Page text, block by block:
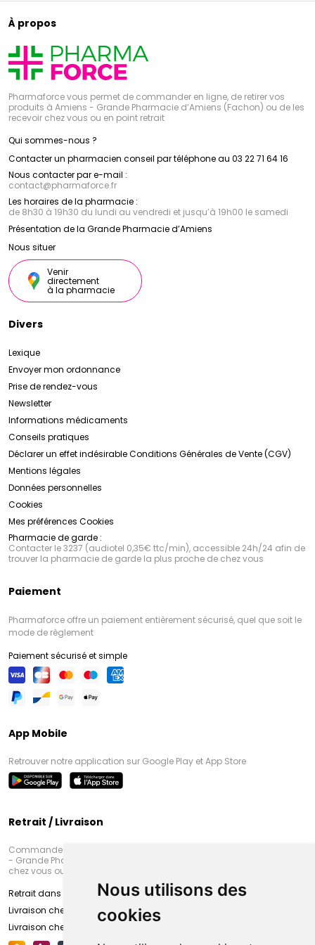
Nous utilisons des
cookies
À propos
Pharmaforce vous permet de commander en ligne, de retirer vos
produits à Amiens - Grande Pharmacie d’Amiens (Fachon) ou de les
recevoir chez vous ou en point retrait
Qui sommes-nous ?
Contacter un pharmacien conseil par téléphone au 03 22 71 64 16
Nous contacter par e-mail :
contact@pharmaforce.fr
Les horaires de la pharmacie :
de 8h30 à 19h30 du lundi au vendredi et jusqu’à 19h00 le samedi
Présentation de la Grande Pharmacie d’Amiens
Nous situer
Venir
directement
à la pharmacie
Divers
Lexique
Envoyer mon ordonnance
Prise de rendez-vous
Newsletter
Informations médicaments
Conseils pratiques
Déclarer un effet indésirableConditions Générales de Vente (CGV)
Mentions légales
Données personnelles
Cookies
Mes préférences Cookies
Pharmacie de garde :
Contacter le 3237 (audiotel 0,35€ ttc/min), accessible 24h/24 afin de
trouver la pharmacie de garde la plus proche de chez vous
Paiement
Pharmaforce offre un paiement entièrement sécurisé, quel que soit le
mode de règlement
Paiement sécurisé et simple
App Mobile
Retrouver notre application sur Google Play et App Store
Retrait / Livraison
Commandez en ligne et venez chercher votre commande à Amiens
- Grande Pharmacie d’Amiens (Fachon) ou recevez-là rapidement
chez vous ou en point retrait
Retrait dans la pharmacie d’Amiens
Livraison chez vous
Livraison chez votre commerçant